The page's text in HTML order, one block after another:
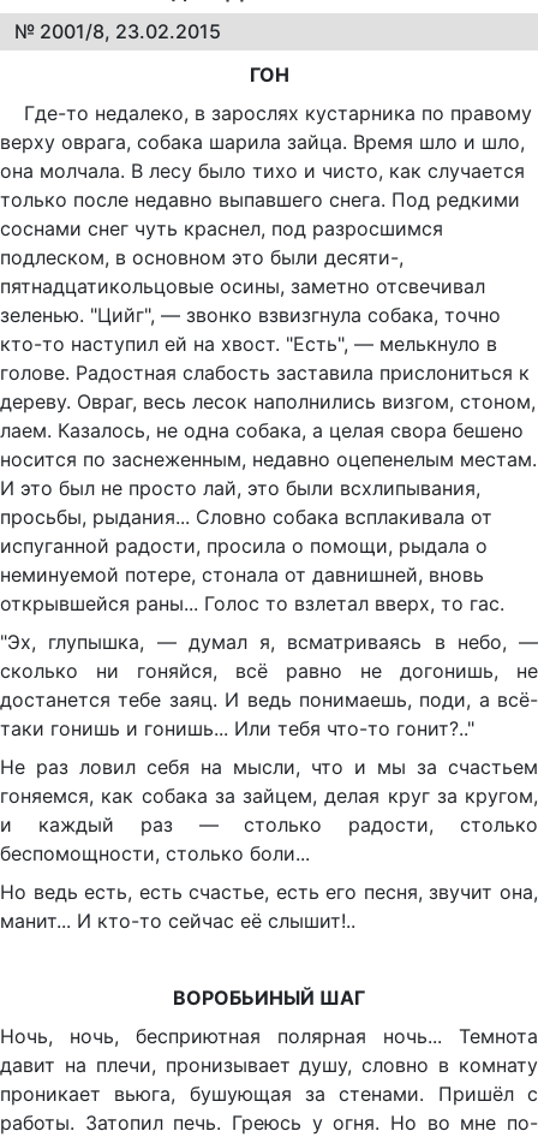
№ 2001/8, 23.02.2015
ГОН
Где-то недалеко, в зарослях кустарника по правому
верху оврага, собака шарила зайца. Время шло и шло,
она молчала. В лесу было тихо и чисто, как случается
только после недавно выпавшего снега. Под редкими
соснами снег чуть краснел, под разросшимся
подлеском, в основном это были десяти-,
пятнадцатикольцовые осины, заметно отсвечивал
зеленью. "Цийг", — звонко взвизгнула собака, точно
кто-то наступил ей на хвост. "Есть", — мелькнуло в
голове. Радостная слабость заставила прислониться к
дереву. Овраг, весь лесок наполнились визгом, стоном,
лаем. Казалось, не одна собака, а целая свора бешено
носится по заснеженным, недавно оцепенелым местам.
И это был не просто лай, это были всхлипывания,
просьбы, рыдания... Словно собака всплакивала от
испуганной радости, просила о помощи, рыдала о
неминуемой потере, стонала от давнишней, вновь
открывшейся раны... Голос то взлетал вверх, то гас.
"Эх, глупышка, — думал я, всматриваясь в небо, —
сколько ни гоняйся, всё равно не догонишь, не
достанется тебе заяц. И ведь понимаешь, поди, а всё-
таки гонишь и гонишь... Или тебя что-то гонит?.."
Не раз ловил себя на мысли, что и мы за счастьем
гоняемся, как собака за зайцем, делая круг за кругом,
и каждый раз — столько радости, столько
беспомощности, столько боли...
Но ведь есть, есть счастье, есть его песня, звучит она,
манит... И кто-то сейчас её слышит!..
ВОРОБЬИНЫЙ ШАГ
Ночь, ночь, бесприютная полярная ночь... Темнота
давит на плечи, пронизывает душу, словно в комнату
проникает вьюга, бушующая за стенами. Пришёл с
работы. Затопил печь. Греюсь у огня. Но во мне по-